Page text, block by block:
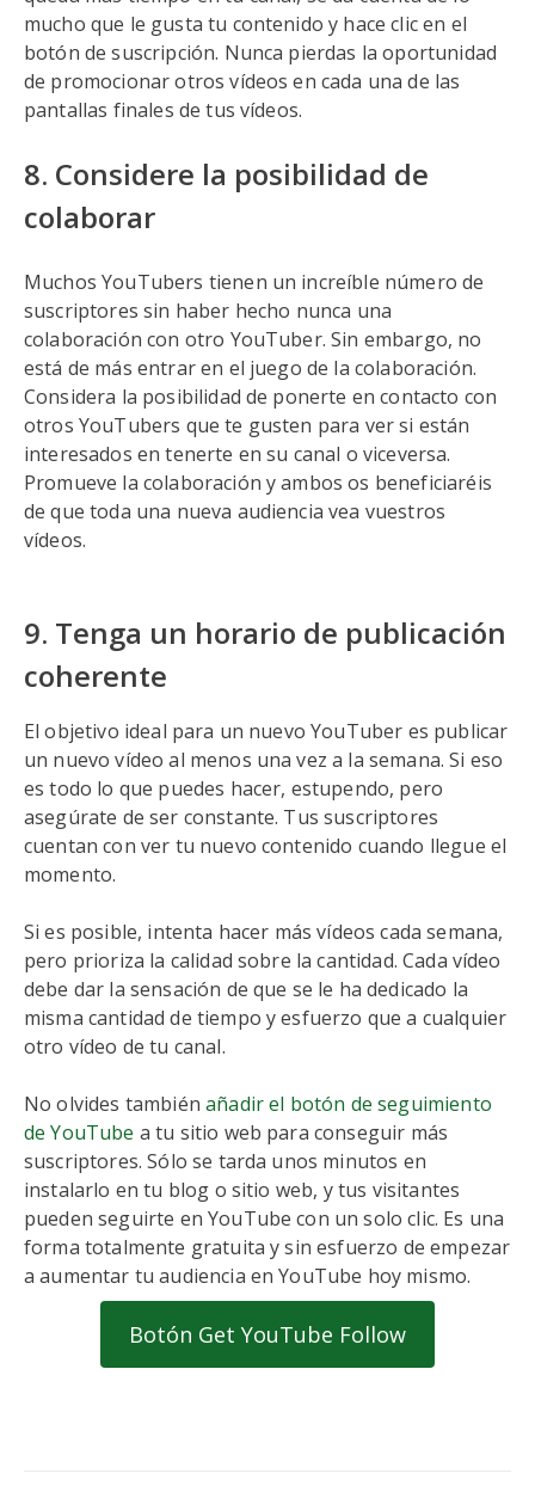
mucho que le gusta tu contenido y hace clic en el
botón de suscripción. Nunca pierdas la oportunidad
de promocionar otros vídeos en cada una de las
pantallas finales de tus vídeos.
8. Considere la posibilidad de
colaborar
Muchos YouTubers tienen un increíble número de
suscriptores sin haber hecho nunca una
colaboración con otro YouTuber. Sin embargo, no
está de más entrar en el juego de la colaboración.
Considera la posibilidad de ponerte en contacto con
otros YouTubers que te gusten para ver si están
interesados en tenerte en su canal o viceversa.
Promueve la colaboración y ambos os beneficiaréis
de que toda una nueva audiencia vea vuestros
vídeos.
9. Tenga un horario de publicación
coherente
El objetivo ideal para un nuevo YouTuber es publicar
un nuevo vídeo al menos una vez a la semana. Si eso
es todo lo que puedes hacer, estupendo, pero
asegúrate de ser constante. Tus suscriptores
cuentan con ver tu nuevo contenido cuando llegue el
momento.
Si es posible, intenta hacer más vídeos cada semana,
pero prioriza la calidad sobre la cantidad. Cada vídeo
debe dar la sensación de que se le ha dedicado la
misma cantidad de tiempo y esfuerzo que a cualquier
otro vídeo de tu canal.
No olvides tambiénañadir el botón de seguimiento
de YouTube a tu sitio web para conseguir más
suscriptores. Sólo se tarda unos minutos en
instalarlo en tu blog o sitio web, y tus visitantes
pueden seguirte en YouTube con un solo clic. Es una
forma totalmente gratuita y sin esfuerzo de empezar
a aumentar tu audiencia en YouTube hoy mismo.
Botón Get YouTube Follow